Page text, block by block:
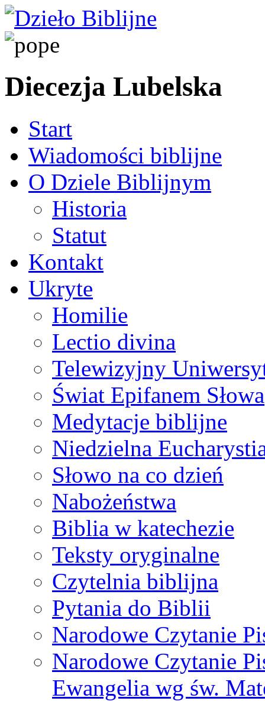
Diecezja Lubelska
Start
Wiadomości biblijne
O Dziele Biblijnym
Historia
Statut
Kontakt
Ukryte
Homilie
Lectio divina
Telewizyjny
Świat Epifanem Słowa
Medytacje biblijne
Niedzielna
Słowo na co dzień
Nabożeństwa
Biblia w katechezie
Teksty oryginalne
Czytelnia biblijna
Pytania do Biblii
Narodowe Czytanie
Narodowe Czytanie
Ewangelia wg św.